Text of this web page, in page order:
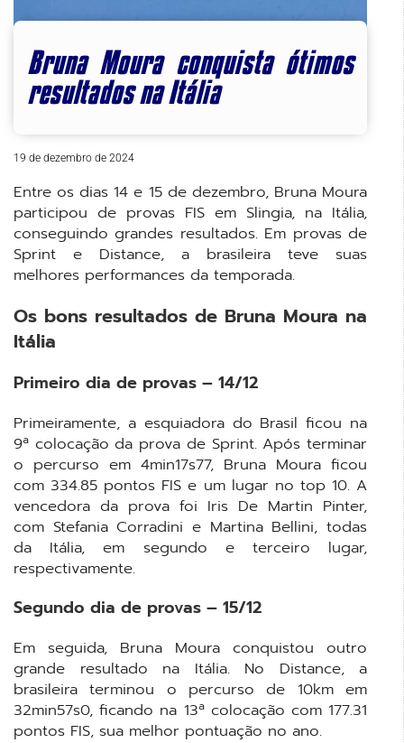
Bruna Moura conquista ótimos
resultados na Itália
19 de dezembro de 2024
Entre os dias 14 e 15 de dezembro, Bruna Moura
participou de provas FIS em Slingia, na Itália,
conseguindo grandes resultados. Em provas de
Sprint e Distance, a brasileira teve suas
melhores performances da temporada.
Os bons resultados de Bruna Moura na
Itália
Primeiro dia de provas – 14/12
Primeiramente, a esquiadora do Brasil ficou na
9ª colocação da prova de Sprint. Após terminar
o percurso em 4min17s77, Bruna Moura ficou
com 334.85 pontos FIS e um lugar no top 10. A
vencedora da prova foi Iris De Martin Pinter,
com Stefania Corradini e Martina Bellini, todas
da Itália, em segundo e terceiro lugar,
respectivamente.
Segundo dia de provas – 15/12
Em seguida, Bruna Moura conquistou outro
grande resultado na Itália. No Distance, a
brasileira terminou o percurso de 10km em
32min57s0, ficando na 13ª colocação com 177.31
pontos FIS, sua melhor pontuação no ano.